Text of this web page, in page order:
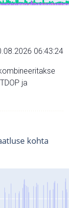
06:43:24
ja
kohta